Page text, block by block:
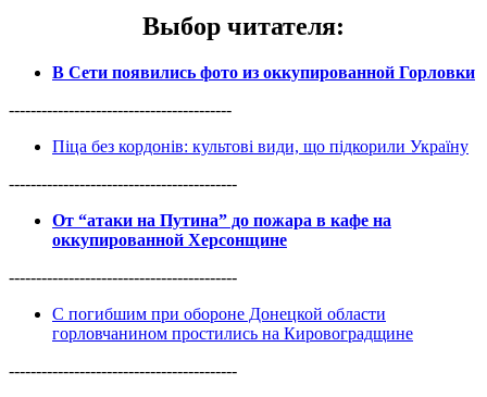
Выбор читателя:
В Сети появились фото из оккупированной Горловки
-----------------------------------------
Піца без кордонів: культові види, що підкорили Україну
------------------------------------------
От “атаки на Путина” до пожара в кафе на
оккупированной Херсонщине
------------------------------------------
С погибшим при обороне Донецкой области
горловчанином простились на Кировоградщине
------------------------------------------